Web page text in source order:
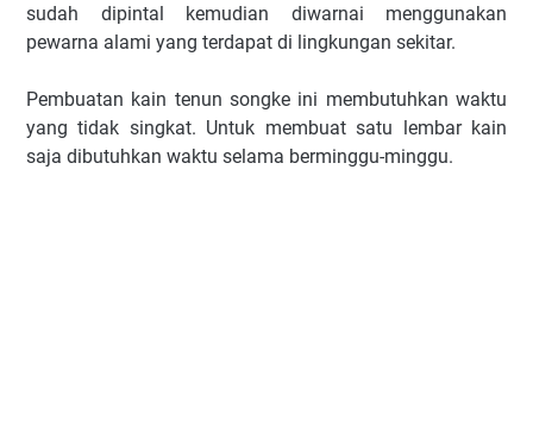
sudah dipintal kemudian diwarnai menggunakan
pewarna alami yang terdapat di lingkungan sekitar.
Pembuatan kain tenun songke ini membutuhkan waktu
yang tidak singkat. Untuk membuat satu lembar kain
saja dibutuhkan waktu selama berminggu-minggu.